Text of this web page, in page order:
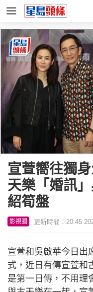
宣萱嚮往獨
天樂「婚訊
紹筍盤
影視圈 更新時間：20:45
宣萱和吳啟華今日出
式，近日有傳宣萱和
是第一日傳，不用理